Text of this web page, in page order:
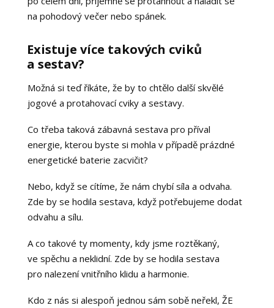
na pohodový večer nebo spánek.
Existuje více takových cviků
a sestav?
Možná si teď říkáte, že by to chtělo další skvělé
jogové a protahovací cviky a sestavy.
Co třeba taková zábavná sestava pro příval
energie, kterou byste si mohla v případě prázdné
energetické baterie zacvičit?
Nebo, když se cítíme, že nám chybí síla a odvaha.
Zde by se hodila sestava, když potřebujeme dodat
odvahu a sílu.
A co takové ty momenty, kdy jsme roztěkaný,
ve spěchu a neklidní. Zde by se hodila sestava
pro nalezení vnitřního klidu a harmonie.
Kdo z nás si alespoň jednou sám sobě neřekl, ŽE